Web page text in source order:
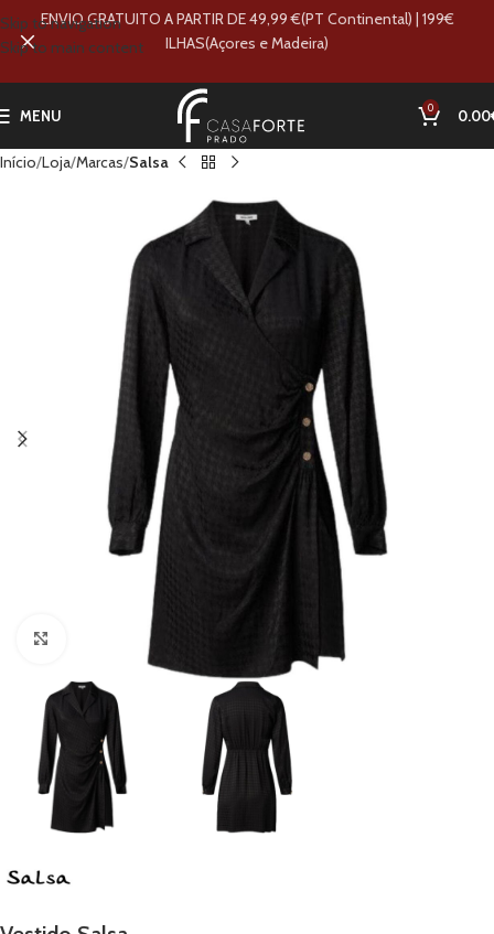
Skip to navigation
Skip to main content
MENU 0 0.00
Início Loja Marcas Salsa
Clique para ampliar
ENVIO GRATUITO A PARTIR DE 49,99 €(PT Continental) | 199€
ILHAS(Açores e Madeira)